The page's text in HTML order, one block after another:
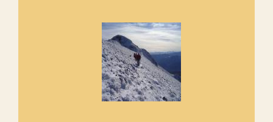
Si no podem caminar, alguna
cosa hem de fer...
Els Centpeus signen el
Manifest a favor dels Camins